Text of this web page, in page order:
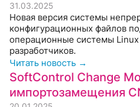
31.03.2025
Новая версия системы
конфигурационных файлов
операционные системы Linux
разработчиков.
Читать новость →
SoftControl Change
импортозамещения